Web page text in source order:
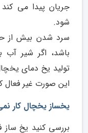
جریان پیدا می
شود.
سرد شدن بیش از
باشد، اگر شیر
تولید یخ دمای
این صورت غیر فعال
یخساز یخچال کار
بررسی کنید یخ ساز